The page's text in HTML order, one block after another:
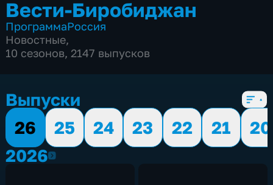
Вести-Биробиджан
ПрограммаРоссия
Новостные,
10 сезонов, 2147 выпусков
Выпуски
26
25 24 23 22 21
20
20262026